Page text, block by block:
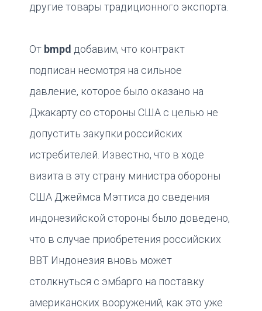
другие товары традиционного экспорта.
От bmpd добавим, что контракт
подписан несмотря на сильное
давление, которое было оказано на
Джакарту со стороны США с целью не
допустить закупки российских
истребителей. Известно, что в ходе
визита в эту страну министра обороны
США Джеймса Мэттиса до сведения
индонезийской стороны было доведено,
что в случае приобретения российских
ВВТ Индонезия вновь может
столкнуться с эмбарго на поставку
американских вооружений, как это уже